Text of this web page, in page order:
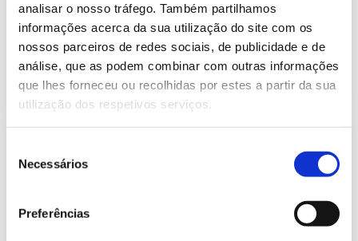
analisar o nosso tráfego. Também partilhamos
informações acerca da sua utilização do site com os
nossos parceiros de redes sociais, de publicidade e de
análise, que as podem combinar com outras informações
que lhes forneceu ou recolhidas por estes a partir da sua
utilização dos respetivos serviços.
Necessários
Preferências
Publicação com periodicidade semanal, com
informação sobre Eletricidade
2021-05-20 Eletricidade
620.49 Kb 2022